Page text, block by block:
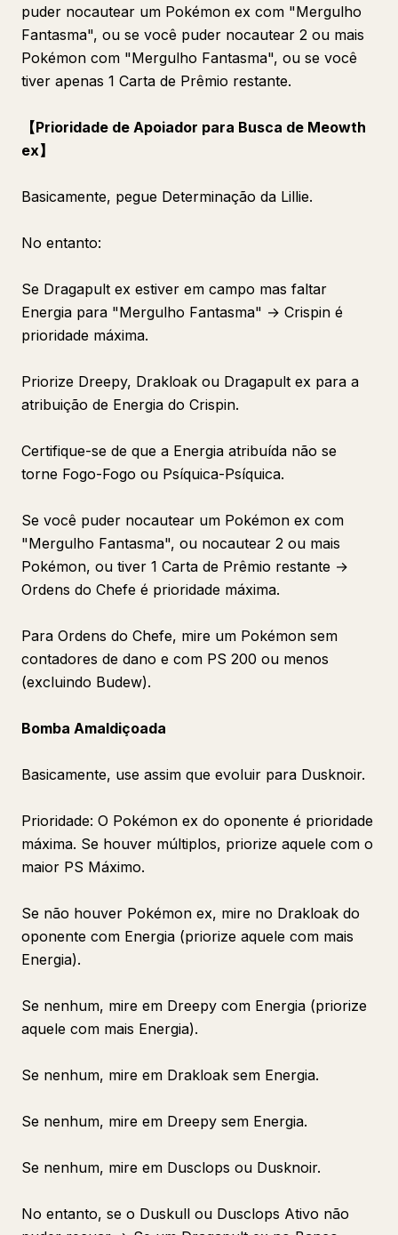
puder nocautear um Pokémon ex com "Mergulho
Fantasma", ou se você puder nocautear 2 ou mais
Pokémon com "Mergulho Fantasma", ou se você
tiver apenas 1 Carta de Prêmio restante.
【Prioridade de Apoiador para Busca de Meowth
ex】
Basicamente, pegue Determinação da Lillie.
No entanto:
Se Dragapult ex estiver em campo mas faltar
Energia para "Mergulho Fantasma" → Crispin é
prioridade máxima.
Priorize Dreepy, Drakloak ou Dragapult ex para a
atribuição de Energia do Crispin.
Certifique-se de que a Energia atribuída não se
torne Fogo-Fogo ou Psíquica-Psíquica.
Se você puder nocautear um Pokémon ex com
"Mergulho Fantasma", ou nocautear 2 ou mais
Pokémon, ou tiver 1 Carta de Prêmio restante →
Ordens do Chefe é prioridade máxima.
Para Ordens do Chefe, mire um Pokémon sem
contadores de dano e com PS 200 ou menos
(excluindo Budew).
Bomba Amaldiçoada
Basicamente, use assim que evoluir para Dusknoir.
Prioridade: O Pokémon ex do oponente é prioridade
máxima. Se houver múltiplos, priorize aquele com o
maior PS Máximo.
Se não houver Pokémon ex, mire no Drakloak do
oponente com Energia (priorize aquele com mais
Energia).
Se nenhum, mire em Dreepy com Energia (priorize
aquele com mais Energia).
Se nenhum, mire em Drakloak sem Energia.
Se nenhum, mire em Dreepy sem Energia.
Se nenhum, mire em Dusclops ou Dusknoir.
No entanto, se o Duskull ou Dusclops Ativo não